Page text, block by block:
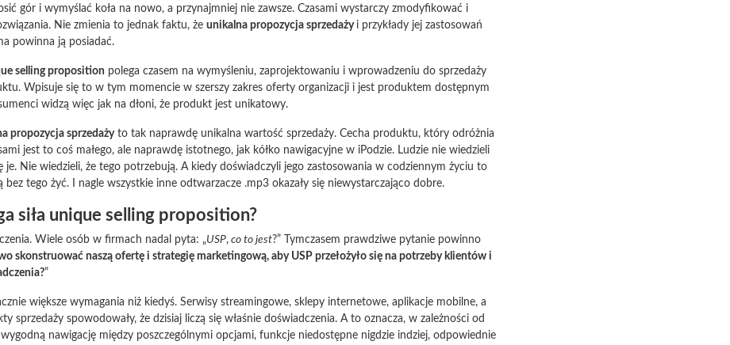
gór i wymyślać koła na nowo, a przynajmniej nie zawsze. Czasami wystarczy zmodyfikować i
Nie zmienia to jednak faktu, że unikalna propozycja sprzedaży i przykłady jej zastosowań
powinna ją posiadać.
selling proposition polega czasem na wymyśleniu, zaprojektowaniu i wprowadzeniu do sprzedaży
Wpisuje się to w tym momencie w szerszy zakres oferty organizacji i jest produktem dostępnym
widzą więc jak na dłoni, że produkt jest unikatowy.
propozycja sprzedażyto tak naprawdę unikalna wartość sprzedaży. Cecha produktu, który odróżnia
jest to coś małego, ale naprawdę istotnego, jak kółko nawigacyjne w iPodzie. Ludzie nie wiedzieli
je. Nie wiedzieli, że tego potrzebują. A kiedy doświadczyli jego zastosowania w codziennym życiu to
bez tego żyć. I nagle wszystkie inne odtwarzacze .mp3 okazały się niewystarczająco dobre.
siła unique selling proposition?
Wiele osób w firmach nadal pyta: „USP, co to jest?” Tymczasem prawdziwe pytanie powinno
skonstruować naszą ofertę i strategię marketingową, aby USP przełożyło się na potrzeby klientów i
”
większe wymagania niż kiedyś. Serwisy streamingowe, sklepy internetowe, aplikacje mobilne, a
sprzedaży spowodowały, że dzisiaj liczą się właśnie doświadczenia. A to oznacza, w zależności od
nawigację między poszczególnymi opcjami, funkcje niedostępne nigdzie indziej, odpowiednie